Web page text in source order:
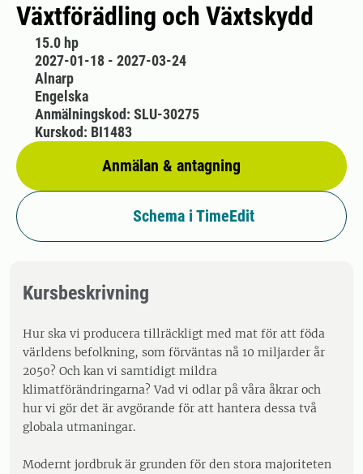
Växtförädling och Växtskydd
15.0 hp
2027-01-18 - 2027-03-24
Alnarp
Engelska
Anmälan & antagning
Anmälningskod: SLU-30275
Kurskod: BI1483
Schema i TimeEdit
Kursbeskrivning
Hur ska vi producera tillräckligt med mat för att föda
världens befolkning, som förväntas nå 10 miljarder år
2050? Och kan vi samtidigt mildra
klimatförändringarna? Vad vi odlar på våra åkrar och
hur vi gör det är avgörande för att hantera dessa två
globala utmaningar.
Modernt jordbruk är grunden för den stora majoriteten